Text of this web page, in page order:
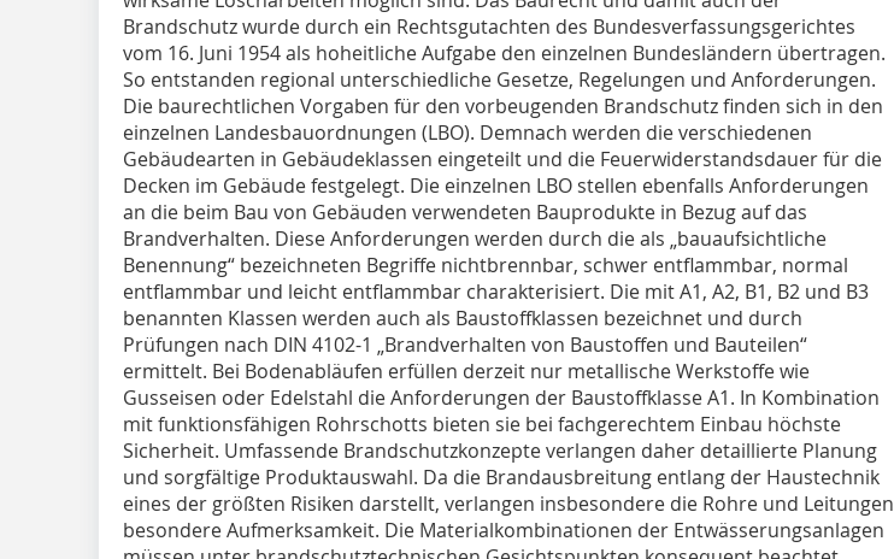
Brandschutz wurde durch ein Rechtsgutachten des Bundesverfassungsgerichtes
vom 16. Juni 1954 als hoheitliche Aufgabe den einzelnen Bundesländern übertragen.
So entstanden regional unterschiedliche Gesetze, Regelungen und Anforderungen.
Die baurechtlichen Vorgaben für den vorbeugenden Brandschutz finden sich in den
einzelnen Landesbauordnungen (LBO). Demnach werden die verschiedenen
Gebäudearten in Gebäudeklassen eingeteilt und die Feuerwiderstandsdauer für die
Decken im Gebäude festgelegt. Die einzelnen LBO stellen ebenfalls Anforderungen
an die beim Bau von Gebäuden verwendeten Bauprodukte in Bezug auf das
Brandverhalten. Diese Anforderungen werden durch die als „bauaufsichtliche
Benennung“ bezeichneten Begriffe nichtbrennbar, schwer entflammbar, normal
entflammbar und leicht entflammbar charakterisiert. Die mit A1, A2, B1, B2 und B3
benannten Klassen werden auch als Baustoffklassen bezeichnet und durch
Prüfungen nach DIN 4102-1 „Brandverhalten von Baustoffen und Bauteilen“
ermittelt. Bei Bodenabläufen erfüllen derzeit nur metallische Werkstoffe wie
Gusseisen oder Edelstahl die Anforderungen der Baustoffklasse A1. In Kombination
mit funktionsfähigen Rohrschotts bieten sie bei fachgerechtem Einbau höchste
Sicherheit. Umfassende Brandschutzkonzepte verlangen daher detaillierte Planung
und sorgfältige Produktauswahl. Da die Brandausbreitung entlang der Haustechnik
eines der größten Risiken darstellt, verlangen insbesondere die Rohre und Leitungen
besondere Aufmerksamkeit. Die Materialkombinationen der Entwässerungsanlagen